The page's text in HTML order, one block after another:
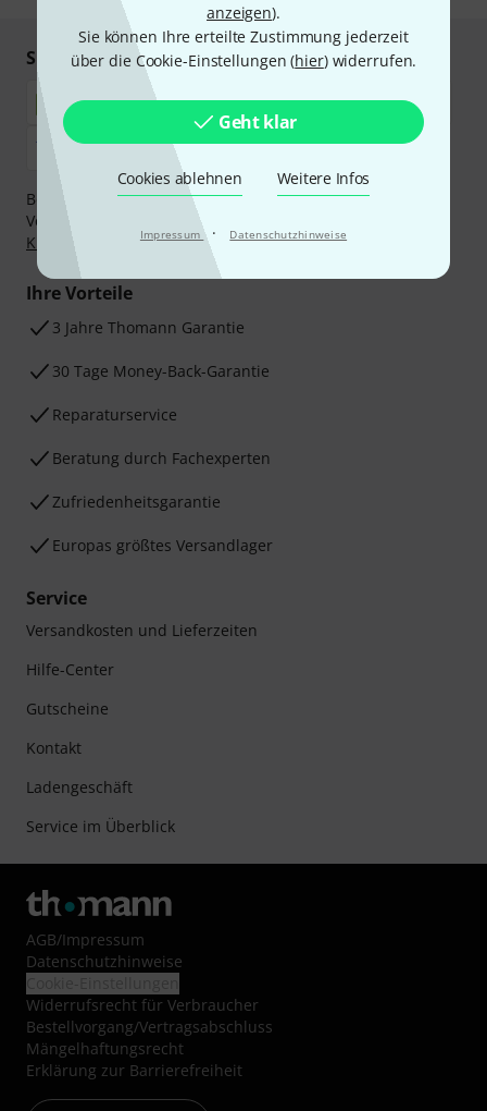
anzeigen).
Sie können Ihre erteilte Zustimmung jederzeit
über die Cookie-Einstellungen (hier) widerrufen.
Geht klar
Cookies ablehnen Weitere Infos
Impressum · Datenschutzhinweise
Sicher einkaufen & bezahlen
Bezahlen Sie vertraulich und sicher per Nachnahme,
Vorkasse, PayPal, Amazon Pay,
Klarna Ratenzahlungoder Kreditkarte.
Ihre Vorteile
3 Jahre Thomann Garantie
30 Tage Money-Back-Garantie
Reparaturservice
Beratung durch Fachexperten
Zufriedenheitsgarantie
Europas größtes Versandlager
Service
Versandkosten und Lieferzeiten
Hilfe-Center
Gutscheine
Kontakt
Ladengeschäft
Service im Überblick
AGB/Impressum
Datenschutzhinweise
Widerrufsrecht für Verbraucher
Bestellvorgang/Vertragsabschluss
Mängelhaftungsrecht
Erklärung zur Barrierefreiheit